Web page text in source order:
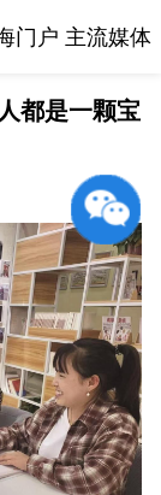
门户 主流媒体
都是一颗宝